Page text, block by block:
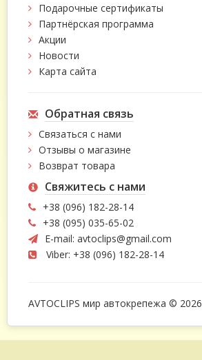
Подарочные сертификаты
Партнёрская программа
Акции
Новости
Карта сайта
Обратная связь
Связаться с нами
Отзывы о магазине
Возврат товара
Свяжитесь с нами
+38 (096) 182-28-14
+38 (095) 035-65-02
E-mail: avtoclips@gmail.com
Viber: +38 (096) 182-28-14
AVTOCLIPS мир автокрепежа © 2026